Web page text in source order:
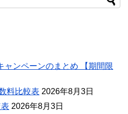
ャンペーンのまとめ 【期間限
料比較表 2026年8月3日
2026年8月3日